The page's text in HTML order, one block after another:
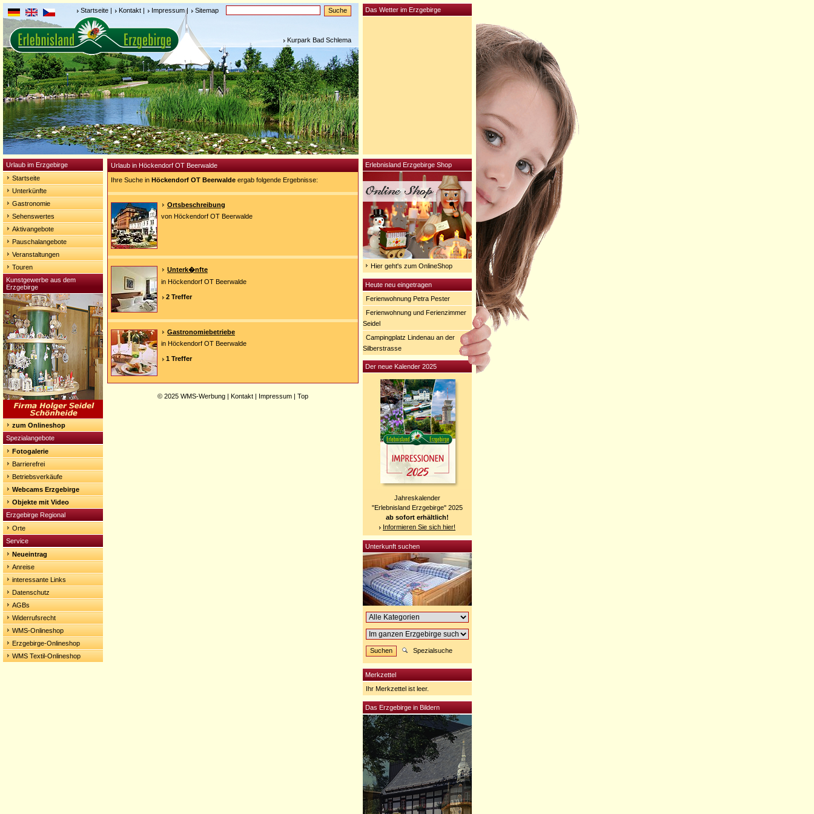
Startseite | Kontakt | Impressum| Sitemap
Kurpark Bad Schlema
Urlaub im Erzgebirge
Startseite
Unterkünfte
Gastronomie
Sehenswertes
Aktivangebote
Pauschalangebote
Veranstaltungen
Touren
Kunstgewerbe aus dem
Erzgebirge
zum Onlineshop
Spezialangebote
Fotogalerie
Barrierefrei
Betriebsverkäufe
Webcams Erzgebirge
Objekte mit Video
Erzgebirge Regional
Orte
Service
Neueintrag
Anreise
interessante Links
Datenschutz
AGBs
Widerrufsrecht
WMS-Onlineshop
Erzgebirge-Onlineshop
WMS Textil-Onlineshop
Urlaub in Höckendorf OT Beerwalde
Ihre Suche in Höckendorf OT Beerwalde ergab folgende Ergebnisse:
Ortsbeschreibung
von Höckendorf OT Beerwalde
Unterk�nfte
in Höckendorf OT Beerwalde
2 Treffer
Gastronomiebetriebe
in Höckendorf OT Beerwalde
1 Treffer
© 2025 WMS-Werbung | Kontakt | Impressum | Top
Erlebnisland Erzgebirge Shop
Hier geht's zum OnlineShop
Heute neu eingetragen
Ferienwohnung Petra Pester
Ferienwohnung und Ferienzimmer
Seidel
Campingplatz Lindenau an der
Silberstrasse
Der neue Kalender 2025
Jahreskalender
"Erlebnisland Erzgebirge" 2025
ab sofort erhältlich!
Informieren Sie sich hier!
Unterkunft suchen
Spezialsuche
Merkzettel
Ihr Merkzettel ist leer.
Das Erzgebirge in Bildern
Das Wetter im Erzgebirge